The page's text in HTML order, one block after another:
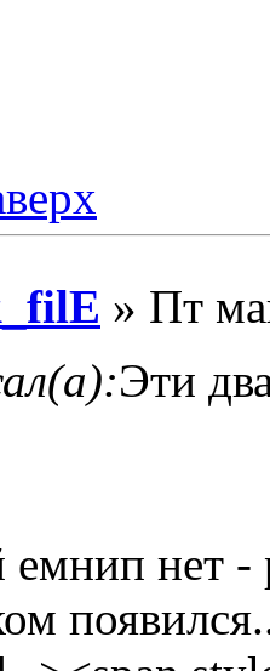
» Пт
Эти
емнип нет -